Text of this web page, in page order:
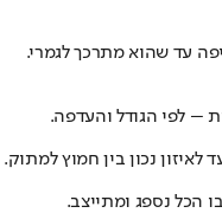
עד שהוא מתרכך לגמרי.
– לפי הגודל והעדפה.
נכון בין חמוץ למתוק.
הכל נספג ומתייצב.